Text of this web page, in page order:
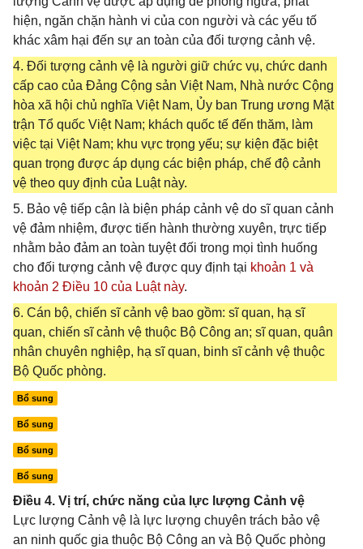
hiện, ngăn chặn hành vi của con người và các yếu tố
khác xâm hại đến sự an toàn của đối tượng cảnh vệ.
4. Đối tượng cảnh vệ là người giữ chức vụ, chức danh
cấp cao của Đảng Cộng sản Việt Nam, Nhà nước Cộng
hòa xã hội chủ nghĩa Việt Nam, Ủy ban Trung ương Mặt
trận Tổ quốc Việt Nam; khách quốc tế đến thăm, làm
việc tại Việt Nam; khu vực trọng yếu; sự kiện đặc biệt
quan trọng được áp dụng các biện pháp, chế độ cảnh
vệ theo quy định của Luật này.
5. Bảo vệ tiếp cận là biện pháp cảnh vệ do sĩ quan cảnh
vệ đảm nhiệm, được tiến hành thường xuyên, trực tiếp
nhằm bảo đảm an toàn tuyệt đối trong mọi tình huống
cho đối tượng cảnh vệ được quy định tại khoản 1 và
khoản 2 Điều 10 của Luật này.
6. Cán bộ, chiến sĩ cảnh vệ bao gồm: sĩ quan, hạ sĩ
quan, chiến sĩ cảnh vệ thuộc Bộ Công an; sĩ quan, quân
nhân chuyên nghiệp, hạ sĩ quan, binh sĩ cảnh vệ thuộc
Bộ Quốc phòng.
Bổ sung
Bổ sung
Bổ sung
Bổ sung
Điều 4. Vị trí, chức năng của lực lượng Cảnh vệ
Lực lượng Cảnh vệ là lực lượng chuyên trách bảo vệ
an ninh quốc gia thuộc Bộ Công an và Bộ Quốc phòng